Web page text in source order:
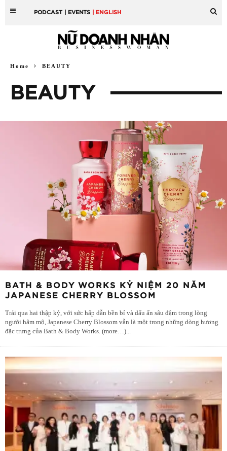
PODCAST | EVENTS | ENGLISH
Home BEAUTY
BEAUTY
BATH & BODY WORKS KỶ NIỆM 20 NĂM
JAPANESE CHERRY BLOSSOM
Trải qua hai thập kỷ, với sức hấp dẫn bền bỉ và dấu ấn sâu đậm trong lòng
người hâm mộ, Japanese Cherry Blossom vẫn là một trong những dòng hương
đặc trưng của Bath & Body Works. (more…)...